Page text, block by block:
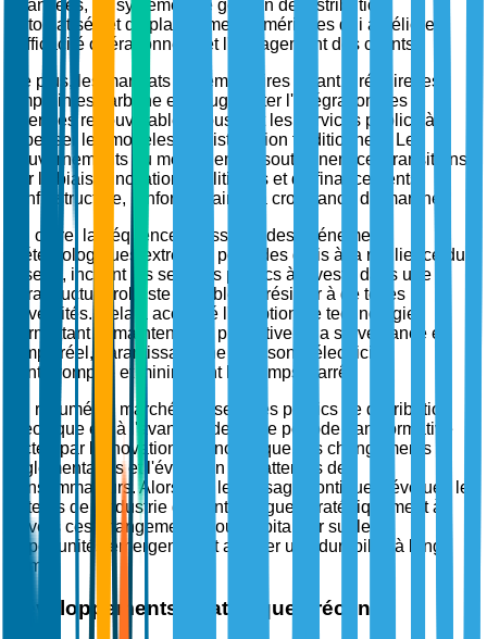
avancées, de systèmes de gestion de distribution
automatisés et de plateformes numériques qui améliorent
l'efficacité opérationnelle et l'engagement des clients.
De plus, les mandats réglementaires visant à réduire les
empreintes carbone et à augmenter l'intégration des
énergies renouvelables poussent les services publics à
repenser les modèles de distribution traditionnels. Les
gouvernements du monde entier soutiennent ces transitions
par le biais d'incitations politiques et de financements
d'infrastructure, renforçant ainsi la croissance du marché.
En outre, la fréquence croissante des événements
météorologiques extrêmes pose des défis à la résilience du
réseau, incitant les services publics à investir dans une
infrastructure robuste capable de résister à de telles
adversités. Cela a accéléré l'adoption de technologies
permettant la maintenance prédictive et la surveillance en
temps réel, garantissant une livraison d'électricité
ininterrompue et minimisant les temps d'arrêt.
En résumé, le marché des services publics de distribution
électrique est à l'avant-garde d'une période transformative
dictée par l'innovation technologique, les changements
réglementaires et l'évolution des attentes des
consommateurs. Alors que le paysage continue d'évoluer, les
acteurs de l'industrie doivent naviguer stratégiquement à
travers ces changements pour capitaliser sur les
opportunités émergentes et assurer une durabilité à long
terme.
Développements stratégiques récents